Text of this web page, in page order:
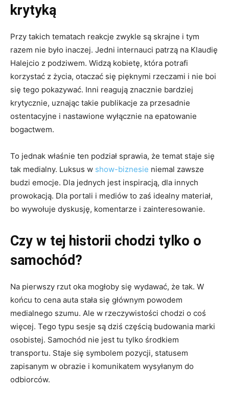
krytyką
Przy takich tematach reakcje zwykle są skrajne i tym
razem nie było inaczej. Jedni internauci patrzą na Klaudię
Halejcio z podziwem. Widzą kobietę, która potrafi
korzystać z życia, otaczać się pięknymi rzeczami i nie boi
się tego pokazywać. Inni reagują znacznie bardziej
krytycznie, uznając takie publikacje za przesadnie
ostentacyjne i nastawione wyłącznie na epatowanie
bogactwem.
To jednak właśnie ten podział sprawia, że temat staje się
tak medialny. Luksus w show-biznesie niemal zawsze
budzi emocje. Dla jednych jest inspiracją, dla innych
prowokacją. Dla portali i mediów to zaś idealny materiał,
bo wywołuje dyskusję, komentarze i zainteresowanie.
Czy w tej historii chodzi tylko o
samochód?
Na pierwszy rzut oka mogłoby się wydawać, że tak. W
końcu to cena auta stała się głównym powodem
medialnego szumu. Ale w rzeczywistości chodzi o coś
więcej. Tego typu sesje są dziś częścią budowania marki
osobistej. Samochód nie jest tu tylko środkiem
transportu. Staje się symbolem pozycji, statusem
zapisanym w obrazie i komunikatem wysyłanym do
odbiorców.